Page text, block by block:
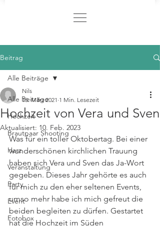
Beitrag
Alle Beiträge
Hochzeit
Brautpaar Shooting
Harz
Veranstaltung
Party
Event
Fotobox
Alle Beiträge
Hochzeit von Vera und Sven
Nils
15. März 2021 1 Min. Lesezeit
Aktualisiert: 10. Feb. 2023
Was für ein toller Oktobertag. Bei einer
wunderschönen kirchlichen Trauung
haben sich Vera und Sven das Ja-Wort
gegeben. Dieses Jahr gehörte es auch
für mich zu den eher seltenen Events,
umso mehr habe ich mich gefreut die
beiden begleiten zu dürfen. Gestartet
hat die Hochzeit im Süden